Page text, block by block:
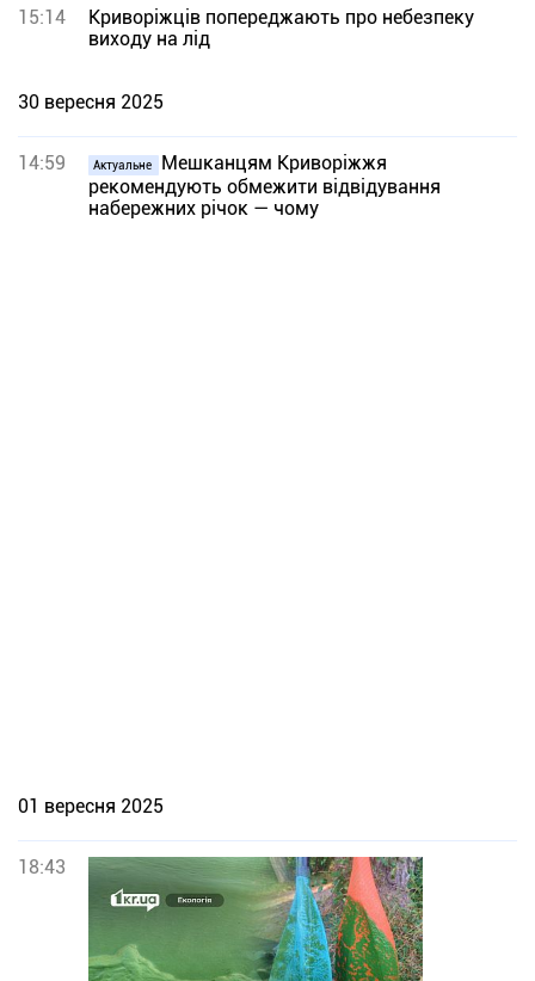
15:14
Криворіжців попереджають про небезпеку
виходу на лід
30 вересня 2025
14:59 Актуальне
Мешканцям Криворіжжя
рекомендують обмежити відвідування
набережних річок — чому
01 вересня 2025
18:43